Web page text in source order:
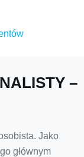
–
Jako
głównym